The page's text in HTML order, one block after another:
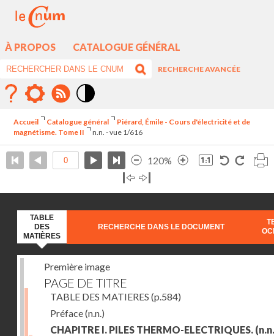
À PROPOS CATALOGUE GÉNÉRAL
RECHERCHE AVANCÉE
élévé
Accueil Catalogue général
Piérard, Émile - Cours d'électricité et de
magnétisme. Tome II
n.n. - vue 1/616
120%
TABLE
DES
MATIÈRES
RECHERCHE DANS LE DOCUMENT
Première image
PAGE DE TITRE
TABLE DES MATIERES (p.584)
Préface(n.n.)
CHAPITRE I. PILES THERMO-ELECTRIQUES.